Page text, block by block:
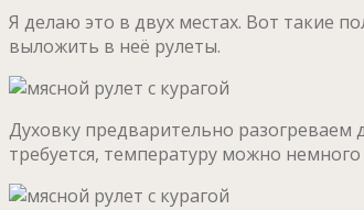
Я делаю это в двух местах. Вот такие
выложить в неё рулеты.
Духовку предварительно разогреваем
требуется, температуру можно